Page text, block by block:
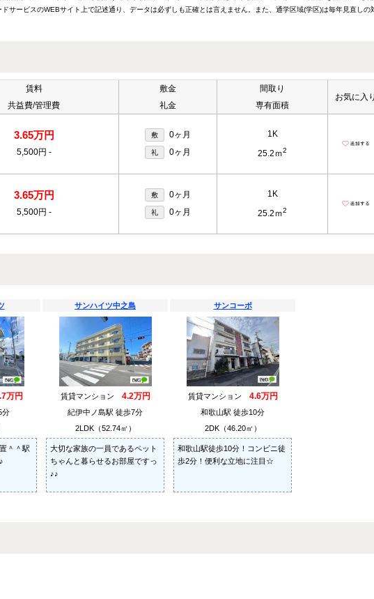
サービスのWEBサイト上で記述通り、データは必ずしも正確とは言えません。また、通学区域(学区)は毎年見直しの
賃料
共益費/管理費
敷金
礼金
間取り
専有面積
お気に入り
3.65万円
5,500円 -
敷 0ヶ月
礼 0ヶ月
1K
25.2ｍ2
3.65万円
5,500円 -
敷 0ヶ月
礼 0ヶ月
1K
25.2ｍ2
万円
分
＾＾駅
サンハイツ中之島
賃貸マンション 4.2万円
紀伊中ノ島駅 徒歩7分
2LDK（52.74㎡）
大切な家族の一員であるペット
ちゃんと暮らせるお部屋ですっ
♪♪
サンコーポ
賃貸マンション 4.6万円
和歌山駅 徒歩10分
2DK（46.20㎡）
和歌山駅徒歩10分！コンビニ徒
歩2分！便利な立地に注目☆